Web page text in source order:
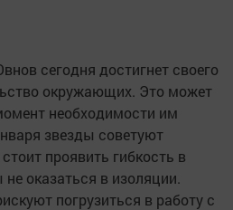
сегодня достигнет своего
окружающих. Это может
необходимости им
звезды советуют
проявить гибкость в
оказаться в изоляции.
погрузиться в работу с